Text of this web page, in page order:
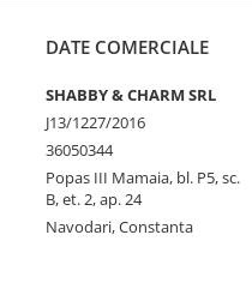
DATE COMERCIALE
SHABBY & CHARM SRL
J13/1227/2016
36050344
Popas III Mamaia, bl. P5, sc.
B, et. 2, ap. 24
Navodari, Constanta